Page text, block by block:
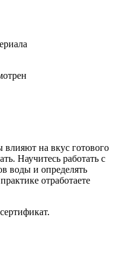
влияют на вкус готового
Научитесь работать с
воды и определять
отработаете